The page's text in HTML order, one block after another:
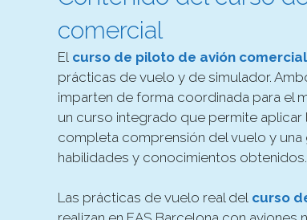
comercial
El curso de piloto de avión comercial
prácticas de vuelo y de simulador.
imparten de forma coordinada para el
un curso integrado que permite
completa comprensión del vuelo y
habilidades y conocimientos obtenidos.
Las prácticas de vuelo real del curso